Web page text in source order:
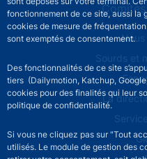
fonctionnement de ce site, aussi la
cookies de mesure de
sont exemptés de consentement.
Des fonctionnalités de ce site
tiers (Dailymotion, Katchup,
cookies pour des finalités qui leur
politique de confidentialité.
Si vous ne cliquez pas sur "Tout
utilisés. Le module de gestion des
Footer secondary menu
Nous
Sourds et
La